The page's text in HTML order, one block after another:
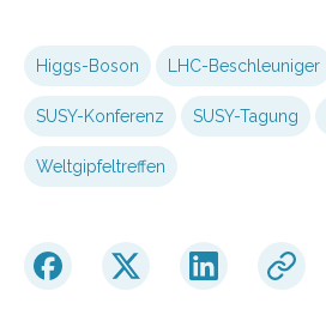
Higgs-Boson LHC-Beschleuniger
SUSY-Konferenz SUSY-Tagung
Weltgipfeltreffen